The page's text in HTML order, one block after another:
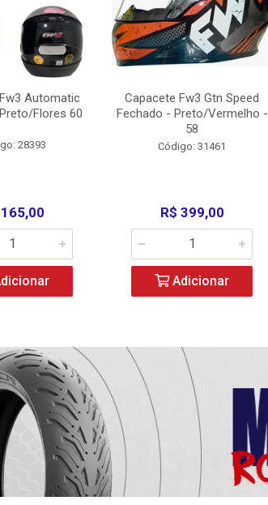
Automatic
Flores 60
28393
Capacete Fw3 Gtn Speed
Fechado - Preto/Vermelho -
58
Código: 31461
R$ 399,00
Adicionar